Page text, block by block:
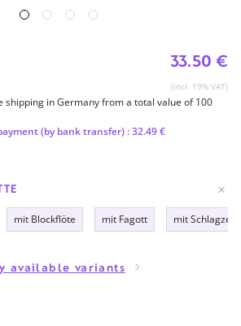
33.50 €
(incl. 19% VAT)
shipping in Germany from a total value of 100
(by bank transfer) : 32.49 €
mit Blockflöte mit Fagott mit
available variants